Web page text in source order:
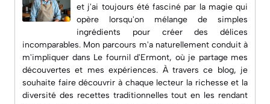
et j'ai toujours été fasciné par la magie qui
opère lorsqu'on mélange de simples
ingrédients pour créer des délices
incomparables. Mon parcours m'a naturellement conduit à
m'impliquer dans Le fournil d'Ermont, où je partage mes
découvertes et mes expériences. À travers ce blog, je
souhaite faire découvrir à chaque lecteur la richesse et la
diversité des recettes traditionnelles tout en les rendant